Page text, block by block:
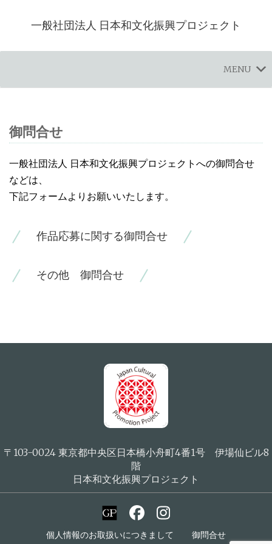
一般社団法人 日本和文化振興プロジェクト
MENU
御問合せ
一般社団法人 日本和文化振興プロジェクトへの御問合せ
などは、
下記フォームよりお願いいたします。
作品応募に関する御問合せ
その他 御問合せ
〒103-0024 東京都中央区日本橋小舟町4番1号 伊場仙ビル8
階
日本和文化振興プロジェクト
個人情報のお取扱いにつきまして 御問合せ